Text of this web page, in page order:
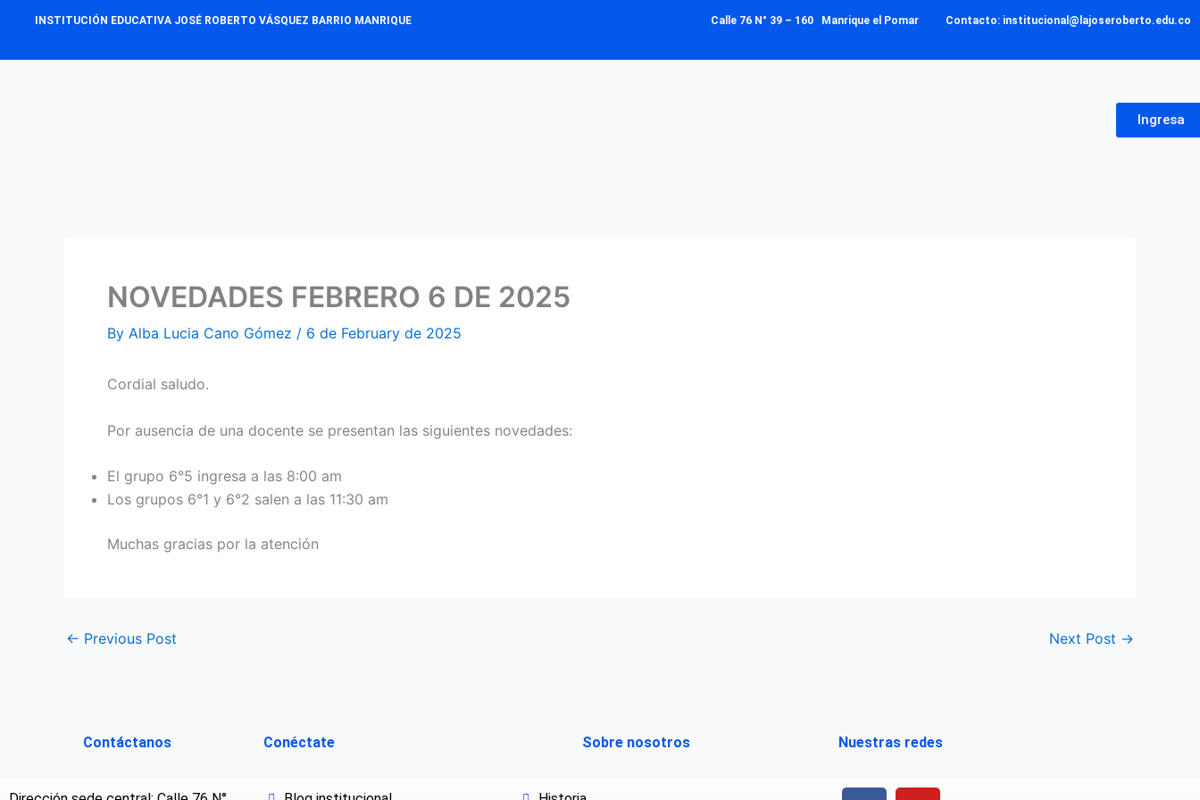
content
INSTITUCIÓN EDUCATIVA JOSÉ ROBERTO VÁSQUEZ BARRIO MANRIQUE Calle 76 N° 39 – 160 Manrique el Pomar Contacto: institucional@lajoseroberto.edu.co
Ingresa
NOVEDADES FEBRERO 6 DE 2025
By Alba Lucia Cano Gómez / 6 de February de 2025
Cordial saludo.
Por ausencia de una docente se presentan las siguientes novedades:
El grupo 6°5 ingresa a las 8:00 am
Los grupos 6°1 y 6°2 salen a las 11:30 am
Muchas gracias por la atención
← Previous Post Next Post →
Contáctanos Conéctate Sobre nosotros Nuestras redes